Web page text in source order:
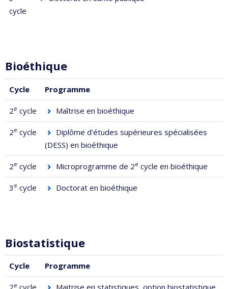
cycle
Bioéthique
Cycle Programme
2e cycle Maîtrise en bioéthique
2e cycle
Diplôme d'études supérieures spécialisées
(DESS) en bioéthique
2e cycle Microprogramme de 2e cycle en bioéthique
3 e cycle Doctorat en bioéthique
Biostatistique
Cycle Programme
e